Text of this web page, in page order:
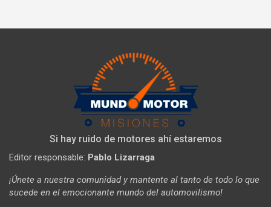
Si hay ruido de motores ahí estaremos
Editor responsable: Pablo Lizarraga
¡Únete a nuestra comunidad y mantente al tanto de todo lo que
sucede en el emocionante mundo del automovilismo!